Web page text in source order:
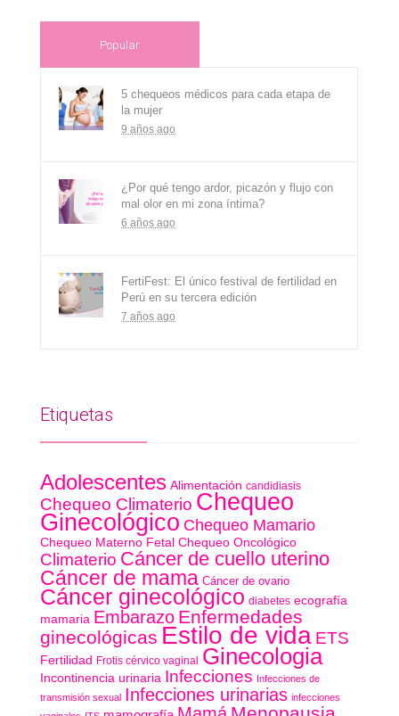
Popular
5 chequeos médicos para cada etapa de
la mujer
9 años ago
¿Por qué tengo ardor, picazón y flujo con
mal olor en mi zona íntima?
6 años ago
FertiFest: El único festival de fertilidad en
Perú en su tercera edición
7 años ago
Etiquetas
Adolescentes Alimentación candidiasis
Chequeo Climaterio Chequeo
Ginecológico Chequeo Mamario
Chequeo Materno Fetal Chequeo Oncológico
Climaterio Cáncer de cuello uterino
Cáncer de mama Cáncer de ovario
Cáncer ginecológico diabetes ecografía
mamaria Embarazo Enfermedades
ginecológicas Estilo de vida ETS
Fertilidad Frotis cérvico vaginal Ginecologia
Incontinencia urinaria Infecciones Infecciones de
transmisión sexual Infecciones urinarias infecciones